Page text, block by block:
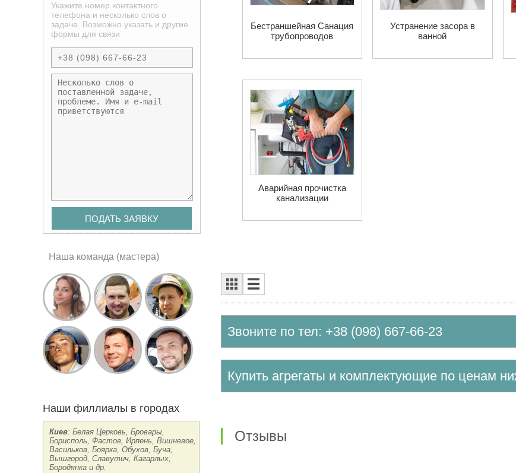
Укажите номер контактного
телефона и несколько слов о
задаче. Возможно указать и другие
формы для связи
Наша команда (мастера)
Наши филлиалы в городах
Киев: Белая Церковь, Бровары,
Борисполь, Фастов, Ирпень, Вишневое,
Васильков, Боярка, Обухов, Буча,
Вышгород, Славутич, Кагарлых,
Бородянка и др.
Бестраншейная Санация
трубопроводов
Устранение засора в
ванной
Аварийная прочистка
канализации
Звоните по тел: +38 (098) 667-66-23
Купить агрегаты и комплектующие по ценам
отзывы